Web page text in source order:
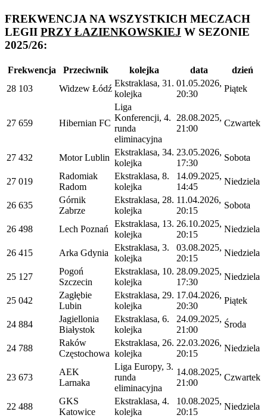
FREKWENCJA NA WSZYSTKICH MECZACH
LEGII PRZY ŁAZIENKOWSKIEJ W SEZONIE
2025/26:
Frekwencja Przeciwnik kolejka data
dzień
28 103
Widzew Łódź
Ekstraklasa, 31.
kolejka
01.05.2026,
20:30
Piątek
27 659 Hibernian FC
Liga
Konferencji, 4.
runda
eliminacyjna
28.08.2025,
21:00
Czwartek
27 432 Motor Lublin
Ekstraklasa, 34.
kolejka
23.05.2026,
17:30
Sobota
27 019
Radomiak
Radom
Ekstraklasa, 8.
kolejka
14.09.2025,
14:45
Niedziela
26 635
Górnik
Zabrze
Ekstraklasa, 28.
kolejka
11.04.2026,
20:15
Sobota
26 498 Lech Poznań
Ekstraklasa, 13.
kolejka
26.10.2025,
20:15
Niedziela
26 415 Arka Gdynia
Ekstraklasa, 3.
kolejka
03.08.2025,
20:15
Niedziela
25 127
Pogoń
Szczecin
Ekstraklasa, 10.
kolejka
28.09.2025,
17:30
Niedziela
25 042
Zagłębie
Lubin
Ekstraklasa, 29.
kolejka
17.04.2026,
20:30
Piątek
24 884
Jagiellonia
Białystok
Ekstraklasa, 6.
kolejka
24.09.2025,
21:00
Środa
24 788
Raków
Częstochowa
Ekstraklasa, 26.
kolejka
22.03.2026,
20:15
Niedziela
23 673
AEK
Larnaka
Liga Europy, 3.
runda
eliminacyjna
14.08.2025,
21:00
Czwartek
22 488
GKS
Katowice
Ekstraklasa, 4.
kolejka
10.08.2025,
20:15
Niedziela